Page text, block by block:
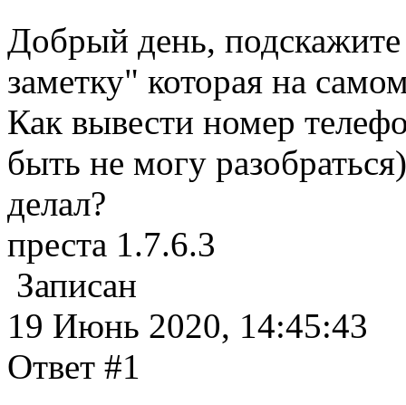
Добрый день,
заметку" которая на
Как вывести номер
быть не могу
делал?
преста 1.7.6.3
Записан
19 Июнь 2020, 14:45:43
Ответ #1